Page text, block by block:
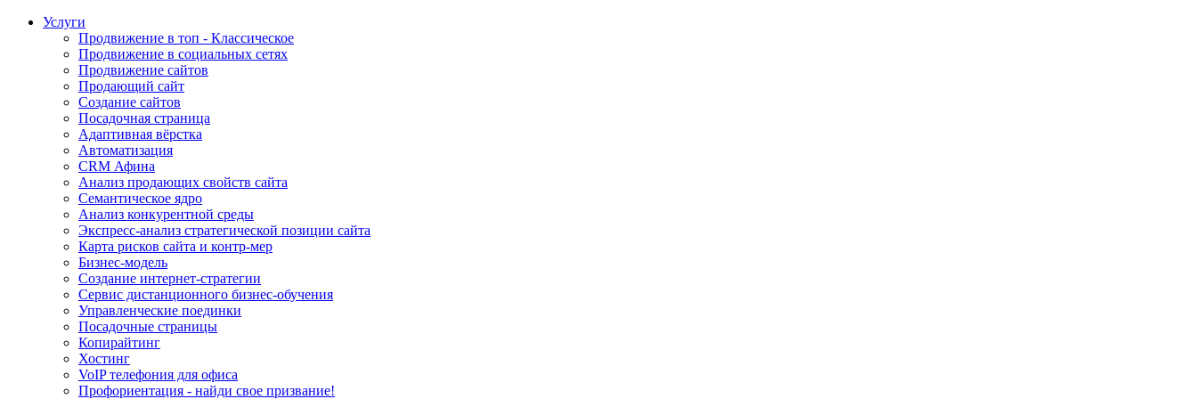
Услуги
Продвижение в топ - Классическое
Продвижение в социальных сетях
Продвижение сайтов
Продающий сайт
Создание сайтов
Посадочная страница
Адаптивная вёрстка
Автоматизация
CRM Афина
Анализ продающих свойств сайта
Семантическое ядро
Анализ конкурентной среды
Экспресс-анализ стратегической позиции сайта
Карта рисков сайта и контр-мер
Бизнес-модель
Создание интернет-стратегии
Сервис дистанционного бизнес-обучения
Управленческие поединки
Посадочные страницы
Копирайтинг
Хостинг
VoIP телефония для офиса
Профориентация - найди свое призвание!